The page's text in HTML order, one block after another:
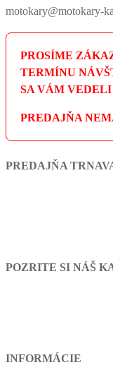
motokary@motokary-
PROSÍME
TERMÍNU
SA VÁM
PREDAJŇA
PREDAJŇA
POZRITE SI NÁŠ
INFORMÁCIE